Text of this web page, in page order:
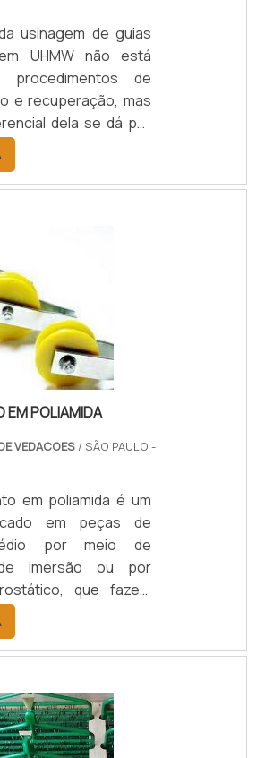
usinagem de guias
UHMW não está
procedimentos de
e recuperação, mas
dela se dá por
maior proteção,
um produto plástico
a diferentes
industriais, como:
alta, agentes
umidade, entre
da usinagem em
formas, pois é
EM POLIAMIDA
VEDACOES / SÃO PAULO -
em poliamida é um
em peças de
por meio de
imersão ou por
que fazem
prático de ser
categoria de
conta com diversas
substrato; Alta
de maleabilidade;
Entre outros.Além